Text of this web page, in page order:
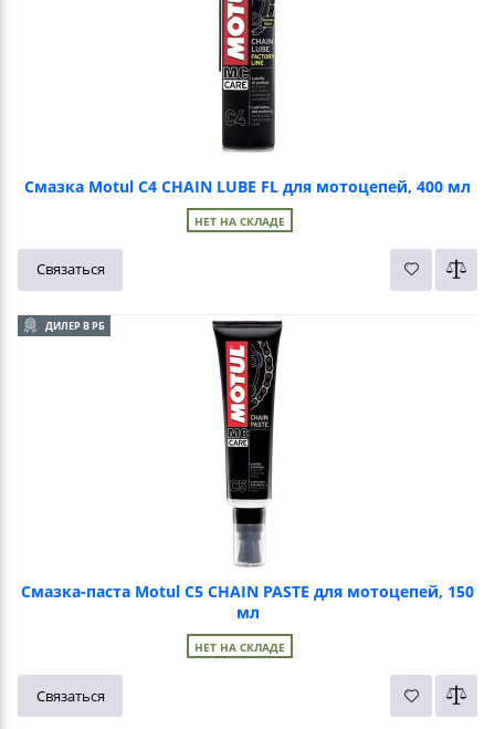
Смазка Motul C4 CHAIN LUBE FL для мотоцепей, 400 мл
НЕТ НА СКЛАДЕ
Связаться
ДИЛЕР В РБ
Смазка-паста Motul C5 CHAIN PASTE для мотоцепей, 150
мл
НЕТ НА СКЛАДЕ
Связаться